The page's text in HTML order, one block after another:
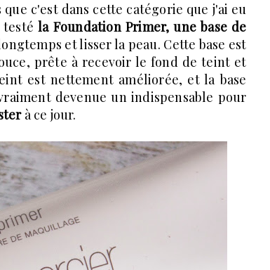
c'est dans cette catégorie que j'ai eu
testéla Foundation Primer, une base de
et lisser la peau. Cette base est
prête à recevoir le fond de teint et
est nettement améliorée, et la base
devenue un indispensable pour
à ce jour.